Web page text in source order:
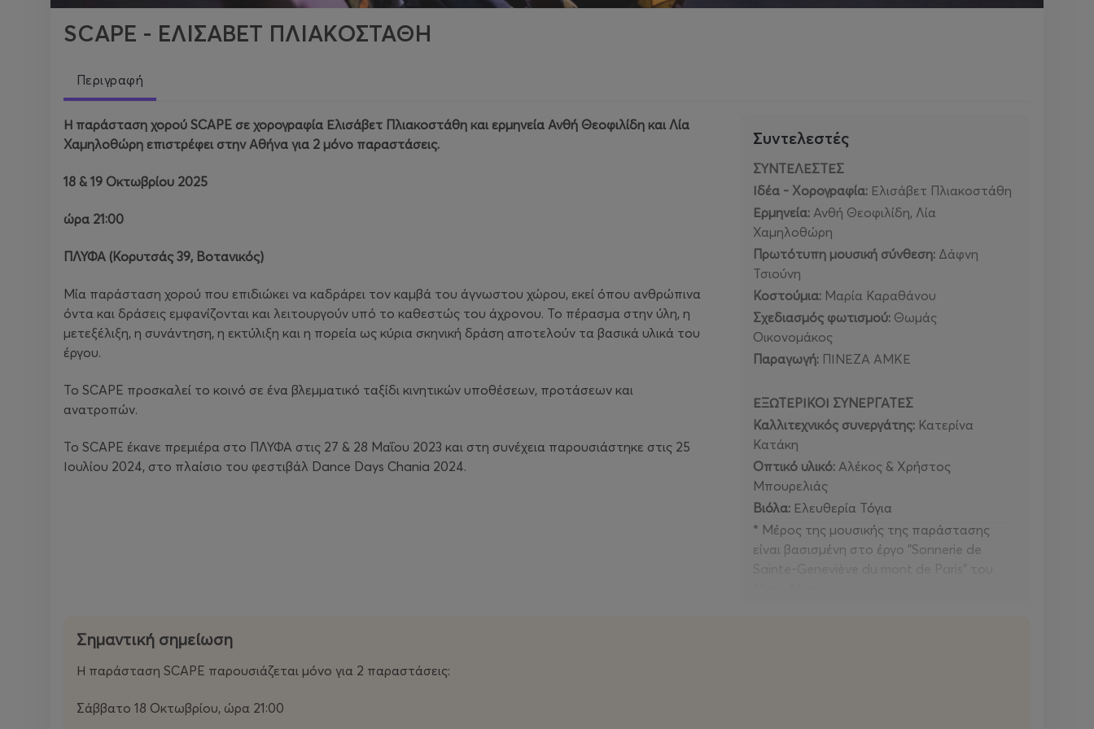
SCAPE - ΕΛΙΣΑΒΕΤ ΠΛΙΑΚΟΣΤΑΘΗ
Περιγραφή
Η παράσταση χορού SCAPE σε χορογραφία Ελισάβετ Πλιακοστάθη και ερμηνεία Ανθή Θεοφιλίδη και Λία
Χαμηλοθώρη επιστρέφει στην Αθήνα για 2 μόνο παραστάσεις.
18 & 19 Οκτωβρίου 2025
ώρα 21:00
ΠΛΥΦΑ (Κορυτσάς 39, Βοτανικός)
Μία παράσταση χορού που επιδιώκει να καδράρει τον καμβά του άγνωστου χώρου, εκεί όπου ανθρώπινα
όντα και δράσεις εμφανίζονται και λειτουργούν υπό το καθεστώς του άχρονου. Το πέρασμα στην ύλη, η
μετεξέλιξη, η συνάντηση, η εκτύλιξη και η πορεία ως κύρια σκηνική δράση αποτελούν τα βασικά υλικά του
έργου.
Το SCAPE προσκαλεί το κοινό σε ένα βλεμματικό ταξίδι κινητικών υποθέσεων, προτάσεων και
ανατροπών.
Το SCAPE έκανε πρεμιέρα στο ΠΛΥΦΑ στις 27 & 28 Μαΐου 2023 και στη συνέχεια παρουσιάστηκε στις 25
Ιουλίου 2024, στο πλαίσιο του φεστιβάλ Dance Days Chania 2024.
Συντελεστές
ΣΥΝΤΕΛΕΣΤΕΣ
Ιδέα - Χορογραφία: Ελισάβετ Πλιακοστάθη
Ερμηνεία: Ανθή Θεοφιλίδη, Λία
Χαμηλοθώρη
Πρωτότυπη μουσική σύνθεση: Δάφνη
Τσιούνη
Κοστούμια: Μαρία Καραθάνου
Σχεδιασμός φωτισμού: Θωμάς
Οικονομάκος
Παραγωγή: ΠΙΝΕΖΑ ΑΜΚΕ
ΕΞΩΤΕΡΙΚΟΙ ΣΥΝΕΡΓΑΤΕΣ
Καλλιτεχνικός συνεργάτης: Κατερίνα
Κατάκη
Οπτικό υλικό: Αλέκος & Χρήστος
Μπουρελιάς
Βιόλα: Ελευθερία Τόγια
* Μέρος της μουσικής της παράστασης
είναι βασισμένη στο έργο "Sonnerie de
Σημαντική σημείωση
Η παράσταση SCAPE παρουσιάζεται μόνο για 2 παραστάσεις:
Σάββατο 18 Οκτωβρίου, ώρα 21:00